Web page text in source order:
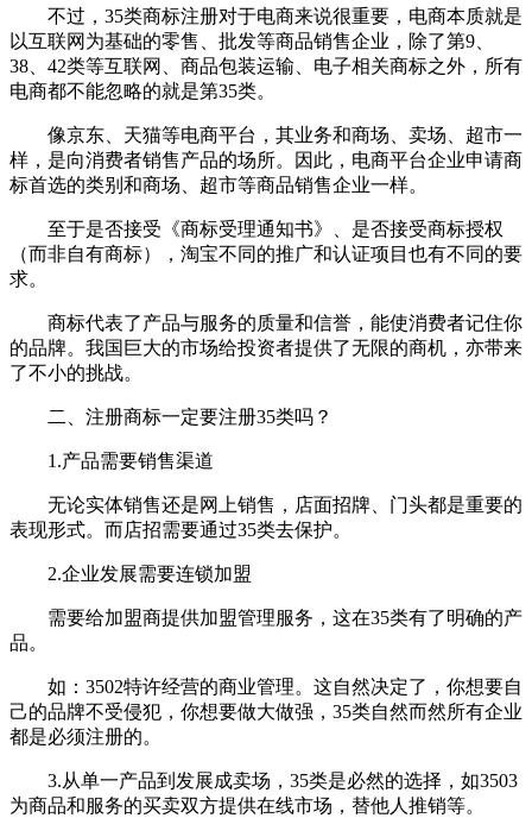
不过，35类商标注册对于电商来说很重要，电商本质就是
以互联网为基础的零售、批发等商品销售企业，除了第9、
38、42类等互联网、商品包装运输、电子相关商标之外，所有
电商都不能忽略的就是第35类。
像京东、天猫等电商平台，其业务和商场、卖场、超市一
样，是向消费者销售产品的场所。因此，电商平台企业申请商
标首选的类别和商场、超市等商品销售企业一样。
至于是否接受《商标受理通知书》、是否接受商标授权
（而非自有商标），淘宝不同的推广和认证项目也有不同的要
求。
商标代表了产品与服务的质量和信誉，能使消费者记住你
的品牌。我国巨大的市场给投资者提供了无限的商机，亦带来
了不小的挑战。
二、注册商标一定要注册35类吗？
1.产品需要销售渠道
无论实体销售还是网上销售，店面招牌、门头都是重要的
表现形式。而店招需要通过35类去保护。
2.企业发展需要连锁加盟
需要给加盟商提供加盟管理服务，这在35类有了明确的产
品。
如：3502特许经营的商业管理。这自然决定了，你想要自
己的品牌不受侵犯，你想要做大做强，35类自然而然所有企业
都是必须注册的。
3.从单一产品到发展成卖场，35类是必然的选择，如3503
为商品和服务的买卖双方提供在线市场，替他人推销等。